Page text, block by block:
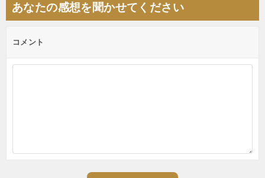
ョ
あなたの感想を聞かせてください
コメント